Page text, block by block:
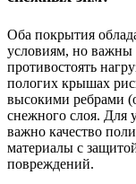
Оба покрытия
условиям, но
противостоять
пологих крышах
высокими ребрами
снежного слоя. Для
важно качество
материалы с
повреждений.